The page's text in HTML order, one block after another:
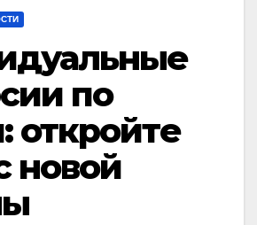
по
откройте
новой